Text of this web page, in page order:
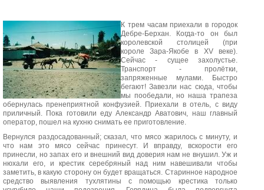
К трем часам приехали в городок
Дебре-Берхан. Когда-то он был
королевской столицей (при
короле Зара-Якобе в XV веке).
Сейчас - сущее захолустье.
Транспорт - пролётки,
запряженные мулами. Быстро
бегают! Завезли нас сюда, чтобы
мы пообедали, но наша трапеза
обернулась пренеприятной конфузией. Приехали в отель, с виду
приличный. Пока готовили еду Александр Аватович, наш главный
оператор, пошел на кухню снимать ее приготовление.
Вернулся раздосадованный; сказал, что мясо жарилось с минуту, и
что нам это мясо сейчас принесут. И вправду, вскорости его
принесли, но запах его и внешний вид доверия нам не внушил. Уж и
нюхали его, и крестик серебряный над ним навешивали чтобы
заметить, в какую сторону он будет вращаться. Старинное народное
средство выявления тухлятины с помощью крестика только